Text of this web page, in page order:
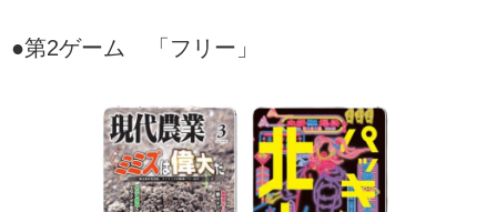
●第2ゲーム 「フリー」